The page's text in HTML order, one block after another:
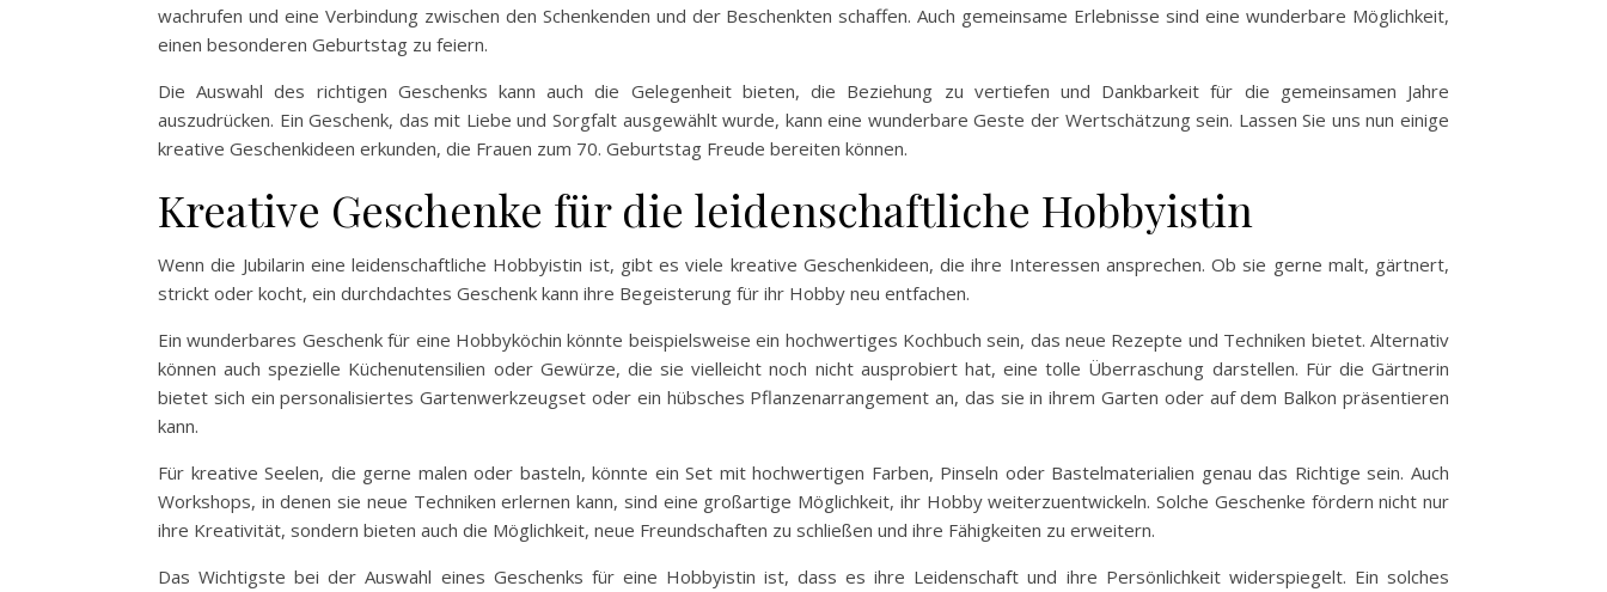
wachrufen und eine Verbindung zwischen den Schenkenden und der Beschenkten schaffen. Auch gemeinsame Erlebnisse sind eine wunderbare Möglichkeit,
einen besonderen Geburtstag zu feiern.
Die Auswahl des richtigen Geschenks kann auch die Gelegenheit bieten, die Beziehung zu vertiefen und Dankbarkeit für die gemeinsamen Jahre
auszudrücken. Ein Geschenk, das mit Liebe und Sorgfalt ausgewählt wurde, kann eine wunderbare Geste der Wertschätzung sein. Lassen Sie uns nun einige
kreative Geschenkideen erkunden, die Frauen zum 70. Geburtstag Freude bereiten können.
Kreative Geschenke für die leidenschaftliche Hobbyistin
Wenn die Jubilarin eine leidenschaftliche Hobbyistin ist, gibt es viele kreative Geschenkideen, die ihre Interessen ansprechen. Ob sie gerne malt, gärtnert,
strickt oder kocht, ein durchdachtes Geschenk kann ihre Begeisterung für ihr Hobby neu entfachen.
Ein wunderbares Geschenk für eine Hobbyköchin könnte beispielsweise ein hochwertiges Kochbuch sein, das neue Rezepte und Techniken bietet. Alternativ
können auch spezielle Küchenutensilien oder Gewürze, die sie vielleicht noch nicht ausprobiert hat, eine tolle Überraschung darstellen. Für die Gärtnerin
bietet sich ein personalisiertes Gartenwerkzeugset oder ein hübsches Pflanzenarrangement an, das sie in ihrem Garten oder auf dem Balkon präsentieren
kann.
Für kreative Seelen, die gerne malen oder basteln, könnte ein Set mit hochwertigen Farben, Pinseln oder Bastelmaterialien genau das Richtige sein. Auch
Workshops, in denen sie neue Techniken erlernen kann, sind eine großartige Möglichkeit, ihr Hobby weiterzuentwickeln. Solche Geschenke fördern nicht nur
ihre Kreativität, sondern bieten auch die Möglichkeit, neue Freundschaften zu schließen und ihre Fähigkeiten zu erweitern.
Das Wichtigste bei der Auswahl eines Geschenks für eine Hobbyistin ist, dass es ihre Leidenschaft und ihre Persönlichkeit widerspiegelt. Ein solches